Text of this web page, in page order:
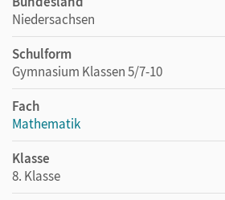
Niedersachsen
Schulform
Gymnasium Klassen 5/7-10
Fach
Mathematik
Klasse
8. Klasse